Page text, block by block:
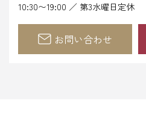
10:30〜19:00 ／ 第3水曜日定休
お問い合わせ